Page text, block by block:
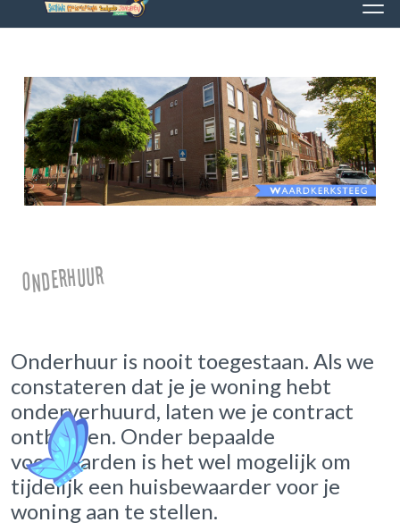
Onderhuur
Onderhuur is nooit toegestaan. Als we
constateren dat je je woning hebt
onderverhuurd, laten we je contract
ontbinden. Onder bepaalde
voorwaarden is het wel mogelijk om
tijdelijk een huisbewaarder voor je
woning aan te stellen.